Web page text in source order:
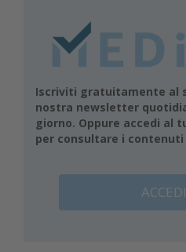
Iscriviti gratuitamente al
nostra newsletter
giorno. Oppure accedi al
per consultare i
ACCEDI